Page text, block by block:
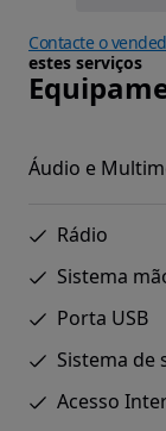
Contacte o
estes serviços
Áudio e
Rádio
Sistema
Porta USB
Sistema de
Acesso